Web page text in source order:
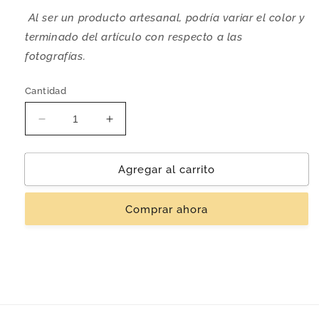
Al ser un producto artesanal, podría variar el color y
terminado del artículo con respecto a las
fotografías.
Cantidad
Reducir
cantidad
para
&#39;Nubesilla&#39;
Tzalam
Aumentar
cantidad
para
Silla
&#39;Nubesilla&#39;
Madera
Tzalam
Agregar al carrito
Comprar ahora